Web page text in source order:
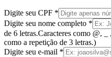
Digite seu CPF *
Digite seu nome completo *
de 6 letras.Caracteres como @,
como a repetição de 3 letras.)
Digite seu e-mail *